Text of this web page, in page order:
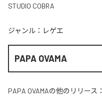
STUDIO COBRA
ジャンル： レゲエ
PAPA OVAMA
PAPA OVAMAの他のリリース：